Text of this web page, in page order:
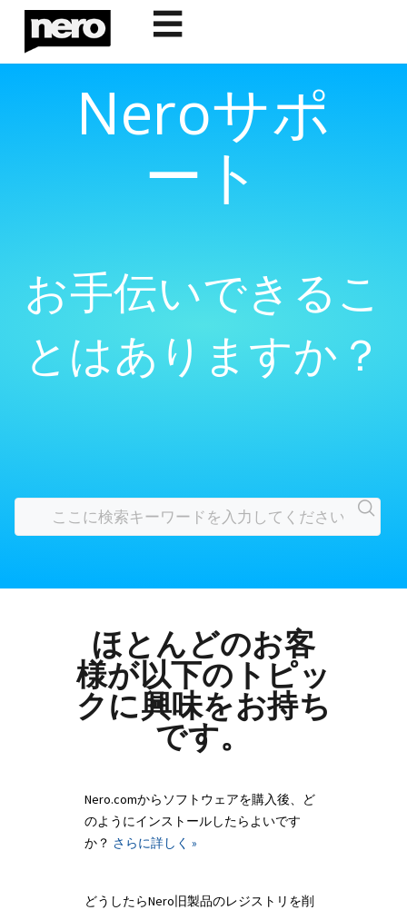
☰
Neroサポ
ート
お手伝いできるこ
とはありますか？
ほとんどのお客
様が以下のトピッ
クに興味をお持ち
です。
Nero.comからソフトウェアを購入後、ど
のようにインストールしたらよいです
か？ さらに詳しく »
どうしたらNero旧製品のレジストリを削